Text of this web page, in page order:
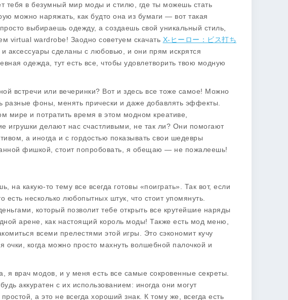
тебя в безумный мир моды и стилю, где ты можешь стать
можно наряжать, как будто она из бумаги — вот такая
выбираешь одежду, а создаешь свой уникальный стиль,
virtual wardrobe! Заодно советуем скачать X-ヒーロー：ビス打ち
и аксессуары сделаны с любовью, и они прям искрятся
одежда, тут есть все, чтобы удовлетворить твою модную
встречи или вечеринки? Вот и здесь все тоже самое! Можно
разные фоны, менять прически и даже добавлять эффекты.
мире и потратить время в этом модном креативе,
игрушки делают нас счастливыми, не так ли? Они помогают
а иногда и с гордостью показывать свои шедевры
фишкой, стоит попробовать, я обещаю — не пожалеешь!
какую-то тему все всегда готовы «поиграть». Так вот, если
несколько любопытных штук, что стоит упомянуть.
, который позволит тебе открыть все крутейшие наряды
арене, как настоящий король моды! Также есть мод меню,
всеми прелестями этой игры. Это сэкономит кучу
очки, когда можно просто махнуть волшебной палочкой и
я врач модов, и у меня есть все самые сокровенные секреты.
аккуратен с их использованием: иногда они могут
а это не всегда хороший знак. К тому же, всегда есть